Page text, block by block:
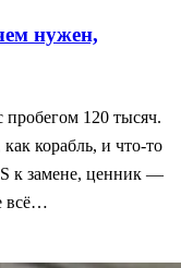
нужен,
пробегом 120 тысяч.
корабль, и что-то
к замене, ценник —
всё…